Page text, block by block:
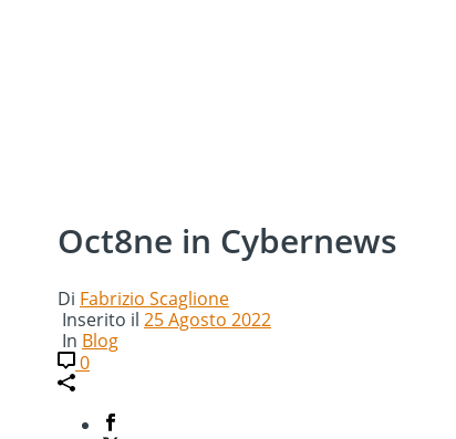
Oct8ne in Cybernews
Di Fabrizio Scaglione
Inserito il 25 Agosto 2022
In Blog
0